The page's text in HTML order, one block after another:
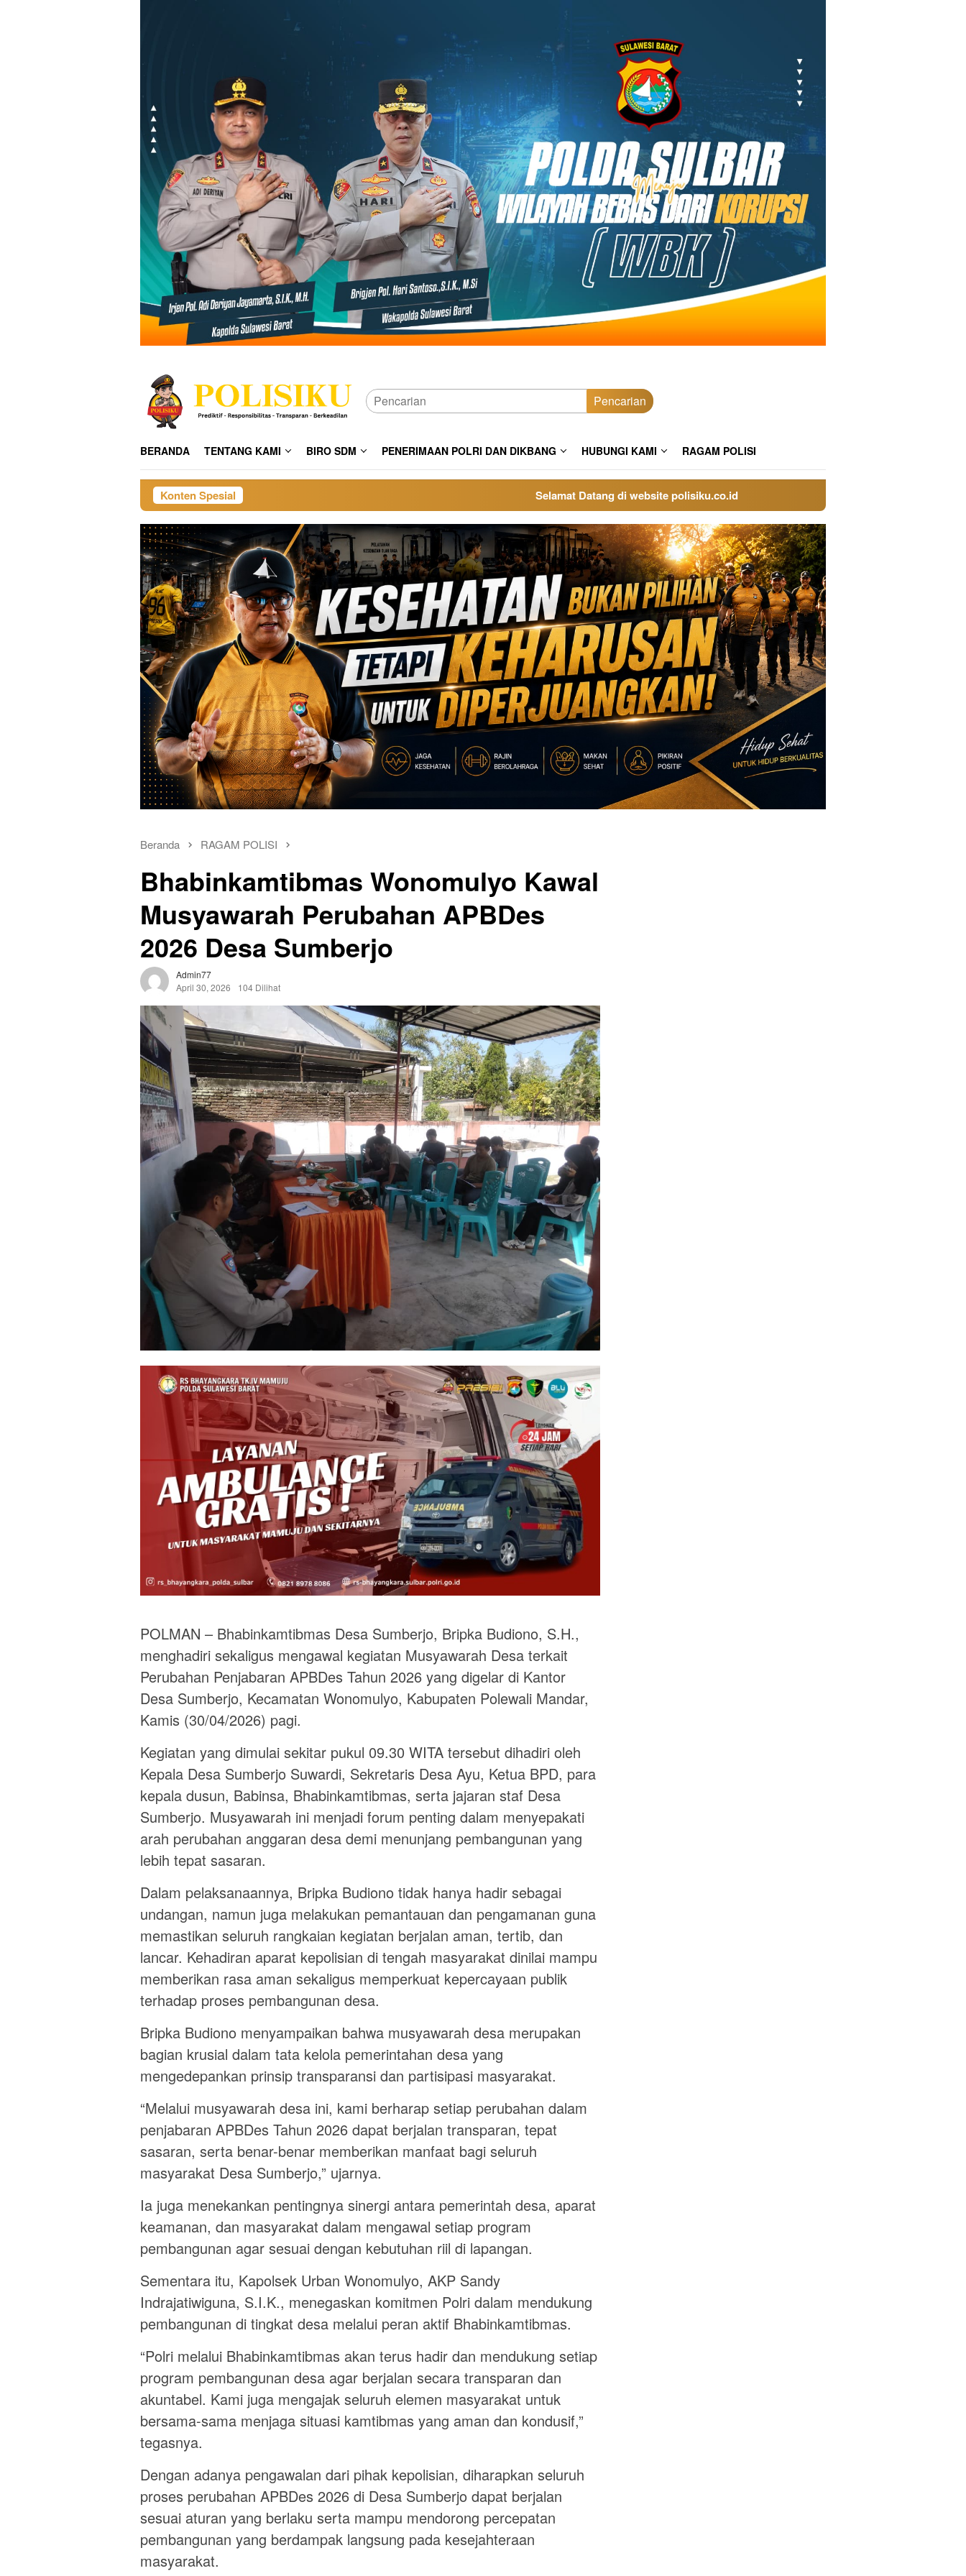
Pencarian
BERANDA TENTANG KAMI BIRO SDM PENERIMAAN POLRI DAN DIKBANG HUBUNGI KAMI RAGAM POLISI
Konten Spesial Selamat Datang di website polisiku.co.id
Beranda RAGAM POLISI
Bhabinkamtibmas Wonomulyo Kawal
Musyawarah Perubahan APBDes
2026 Desa Sumberjo
Admin77
April 30, 2026
104 Dilihat
POLMAN – Bhabinkamtibmas Desa Sumberjo, Bripka Budiono, S.H.,
menghadiri sekaligus mengawal kegiatan Musyawarah Desa terkait
Perubahan Penjabaran APBDes Tahun 2026 yang digelar di Kantor
Desa Sumberjo, Kecamatan Wonomulyo, Kabupaten Polewali Mandar,
Kamis (30/04/2026) pagi.
Kegiatan yang dimulai sekitar pukul 09.30 WITA tersebut dihadiri oleh
Kepala Desa Sumberjo Suwardi, Sekretaris Desa Ayu, Ketua BPD, para
kepala dusun, Babinsa, Bhabinkamtibmas, serta jajaran staf Desa
Sumberjo. Musyawarah ini menjadi forum penting dalam menyepakati
arah perubahan anggaran desa demi menunjang pembangunan yang
lebih tepat sasaran.
Dalam pelaksanaannya, Bripka Budiono tidak hanya hadir sebagai
undangan, namun juga melakukan pemantauan dan pengamanan guna
memastikan seluruh rangkaian kegiatan berjalan aman, tertib, dan
lancar. Kehadiran aparat kepolisian di tengah masyarakat dinilai mampu
memberikan rasa aman sekaligus memperkuat kepercayaan publik
terhadap proses pembangunan desa.
Bripka Budiono menyampaikan bahwa musyawarah desa merupakan
bagian krusial dalam tata kelola pemerintahan desa yang
mengedepankan prinsip transparansi dan partisipasi masyarakat.
“Melalui musyawarah desa ini, kami berharap setiap perubahan dalam
penjabaran APBDes Tahun 2026 dapat berjalan transparan, tepat
sasaran, serta benar-benar memberikan manfaat bagi seluruh
masyarakat Desa Sumberjo,” ujarnya.
Ia juga menekankan pentingnya sinergi antara pemerintah desa, aparat
keamanan, dan masyarakat dalam mengawal setiap program
pembangunan agar sesuai dengan kebutuhan riil di lapangan.
Sementara itu, Kapolsek Urban Wonomulyo, AKP Sandy
Indrajatiwiguna, S.I.K., menegaskan komitmen Polri dalam mendukung
pembangunan di tingkat desa melalui peran aktif Bhabinkamtibmas.
“Polri melalui Bhabinkamtibmas akan terus hadir dan mendukung setiap
program pembangunan desa agar berjalan secara transparan dan
akuntabel. Kami juga mengajak seluruh elemen masyarakat untuk
bersama-sama menjaga situasi kamtibmas yang aman dan kondusif,”
tegasnya.
Dengan adanya pengawalan dari pihak kepolisian, diharapkan seluruh
proses perubahan APBDes 2026 di Desa Sumberjo dapat berjalan
sesuai aturan yang berlaku serta mampu mendorong percepatan
pembangunan yang berdampak langsung pada kesejahteraan
masyarakat.